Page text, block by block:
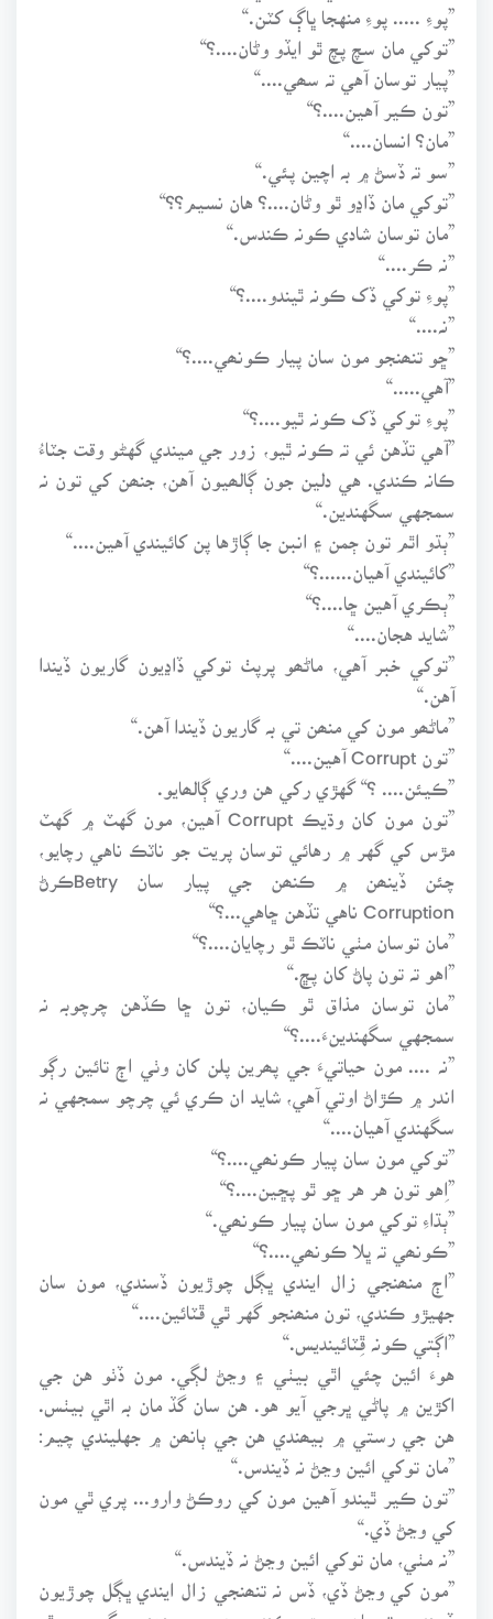
”پوءِ ..... پوءِ منهجا ڀاڳ کٽن.“
”توکي مان سچ پچ ٿو ايڏو وڻان....؟“
”پيار توسان آهي تہ سھي....“
”تون ڪير آهين....؟“
”مان؟ انسان....“
”سو تہ ڏسڻ ۾ بہ اچين پئي.“
”توکي مان ڏاڍو ٿو وڻان....؟ هان نسيم؟؟“
”مان توسان شادي ڪونہ ڪندس.“
”نہ ڪر....“
”پوءِ توکي ڏک ڪونہ ٿيندو....؟“
”نہ....“
”ڇو تنھنجو مون سان پيار ڪونھي....؟“
”آهي.....“
”پوءِ توکي ڏک ڪونہ ٿيو....؟“
”آهي تڏهن ئي تہ ڪونہ ٿيو، زور جي ميندي گهڻو وقت جٽاءُ
ڪانہ ڪندي. هي دلين جون ڳالھيون آهن، جنھن کي تون نہ
سمجهي سگهندين.“
”ٻڌو اٿم تون ڄمن ۽ انبن جا ڳاڙها پن کائيندي آهين....“
”کائيندي آهيان......؟“
”ٻڪري آهين ڇا....؟“
”شايد هجان....“
”توکي خبر آهي، ماڻھو پرپٺ توکي ڏاڍيون گاريون ڏيندا
آهن.“
”ماڻھو مون کي منھن تي بہ گاريون ڏيندا آهن.“
”تون Corrupt آهين....“
”ڪيئن.... ؟“ گهڙي رکي هن وري ڳالھايو.
”تون مون کان وڌيڪ Corrupt آهين، مون گهٽ ۾ گهٽ
مڙس کي گهر ۾ رهائي توسان پريت جو ناٽڪ ناهي رچايو،
Corruption ناهي تڏهن ڇاهي...؟“
”مان توسان مٺي ناٽڪ ٿو رچايان....؟“
”اهو تہ تون پاڻ کان پڇ.“
”مان توسان مذاق ٿو ڪيان، تون ڇا ڪڏهن چرچوبہ نہ
سمجهي سگهندينءَ....؟“
”نہ .... مون حياتيءَ جي پھرين پلن کان وٺي اڄ تائين رڳو
اندر ۾ ڪڙاڻ اوتي آهي، شايد ان ڪري ئي چرچو سمجهي نہ
سگهندي آهيان....“
”توکي مون سان پيار ڪونھي....؟“
”اِهو تون هر هر ڇو ٿو پڇين....؟“
”ٻڌاءِ توکي مون سان پيار ڪونھي.“
”ڪونھي تہ ڀلا ڪونھي....؟“
”اڄ منھنجي زال ايندي ڀڳل چوڙيون ڏسندي، مون سان
جهيڙو ڪندي، تون منھنجو گهر ٿي ڦٽائين....“
”اڳتي ڪونہ ڦِٽائينديس.“
هوءَ ائين چئي اٿي بيٺي ۽ وڃڻ لڳي. مون ڏٺو هن جي
اکڙين ۾ پاڻي ڀرجي آيو هو. هن سان گڏ مان بہ اٿي بيٺس.
هن جي رستي ۾ بيھندي هن جي ٻانھن ۾ جهليندي چيم:
”مان توکي ائين وڃڻ نہ ڏيندس.“
”تون ڪير ٿيندو آهين مون کي روڪڻ وارو... پري ٿي مون
کي وڃڻ ڏي.“
”نہ مٺي، مان توکي ائين وڃڻ نہ ڏيندس.“
”مون کي وڃڻ ڏي، ڏس نہ تنھنجي زال ايندي ڀڳل چوڙيون
ڏسندي، توسان جهيڙو ڪندي، هروڀرو پنھنجو گهر ڇو ٿو